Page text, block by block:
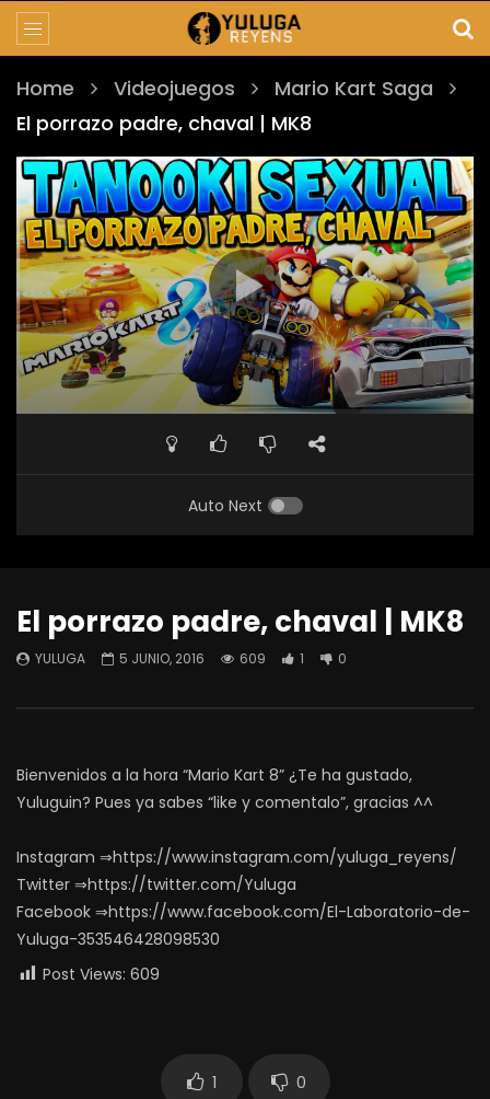
Home Videojuegos
Mario Kart Saga
El porrazo padre, chaval | MK8
Auto Next
El porrazo padre, chaval | MK8
YULUGA 5 JUNIO, 2016 609 1 0
Bienvenidos a la hora “Mario Kart 8” ¿Te ha gustado,
Yuluguin? Pues ya sabes “like y comentalo”, gracias ^^
Instagram ⇒https://www.instagram.com/yuluga_reyens/
Twitter ⇒https://twitter.com/Yuluga
Facebook ⇒https://www.facebook.com/El-Laboratorio-de-
Yuluga-353546428098530
Post Views: 609
1 0